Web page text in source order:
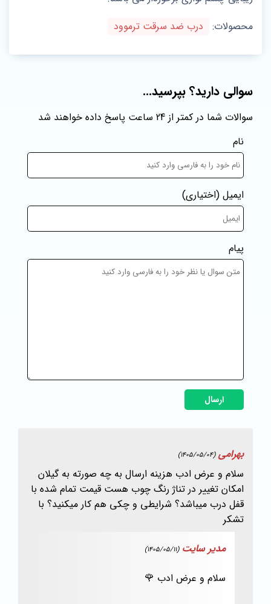
محصولات:
درب ضد سرقت ترموود
سوالی دارید؟ بپرسید...
سوالات شما در کمتر از 24 ساعت پاسخ داده خواهند شد
نام
ایمیل (اختیاری)
پیام
ارسال
بهرامی (1405/05/04)
سلام و عرض ادب هزینه ارسال به چه صورته به گیلان
امکان تغییر در تناژ رنگ چوب هست قیمت تمام شده با
قفل درب میباشد؟ شرایطی و چکی هم کار میکنید؟ با
تشکر
مدیر سایت (1405/05/11)
سلام و عرض ادب 🌹